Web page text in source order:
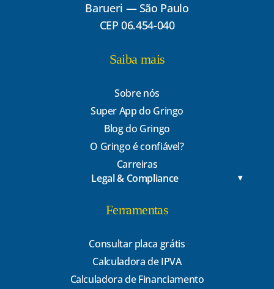
Barueri — São Paulo
CEP 06.454-040
Saiba mais
Sobre nós
Super App do Gringo
Blog do Gringo
O Gringo é confiável?
Carreiras
Legal & Compliance
Ferramentas
Consultar placa grátis
Calculadora de IPVA
Calculadora de Financiamento